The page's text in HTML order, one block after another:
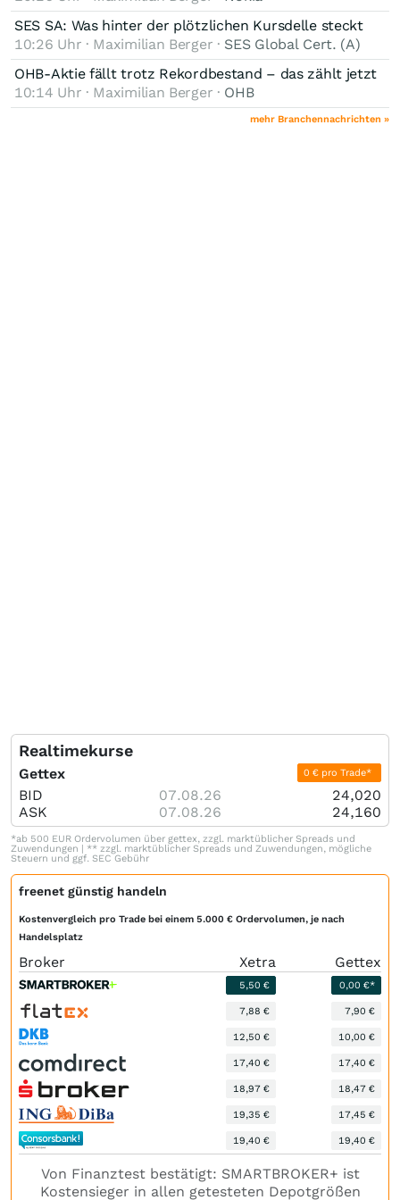
SES SA: Was hinter der plötzlichen Kursdelle steckt
10:26 Uhr · Maximilian Berger · SES Global Cert. (A)
OHB-Aktie fällt trotz Rekordbestand – das zählt jetzt
10:14 Uhr · Maximilian Berger · OHB
mehr Branchennachrichten »
Realtimekurse
Gettex 0 € pro Trade*
BID 07.08.26
24,020
ASK
07.08.26 24,160
*ab 500 EUR Ordervolumen über gettex, zzgl. marktüblicher Spreads und
Zuwendungen | ** zzgl. marktüblicher Spreads und Zuwendungen, mögliche
Steuern und ggf. SEC Gebühr
freenet günstig handeln
Kostenvergleich pro Trade bei einem 5.000 € Ordervolumen, je nach
Handelsplatz
Broker Xetra Gettex
5,50 € 0,00 €*
7,88 € 7,90 €
12,50 € 10,00 €
17,40 € 17,40 €
18,97 € 18,47 €
19,35 € 17,45 €
19,40 € 19,40 €
Von Finanztest bestätigt: SMARTBROKER+ ist
Kostensieger in allen getesteten Depotgrößen